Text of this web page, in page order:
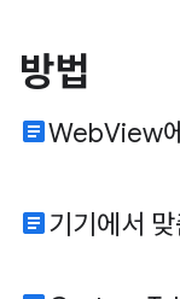
방법
articleWebView
article기기에서